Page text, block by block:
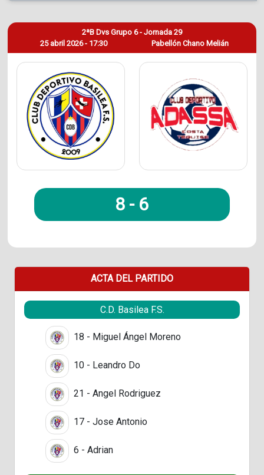
25 abril 2026 - 17:30
2ªB Dvs Grupo 6 - Jornada 29
Pabellón Chano Melián
8 - 6
ACTA DEL PARTIDO
C.D. Basilea F.S.
18 - Miguel Ángel Moreno
10 - Leandro Do
21 - Angel Rodriguez
17 - Jose Antonio
6 - Adrian